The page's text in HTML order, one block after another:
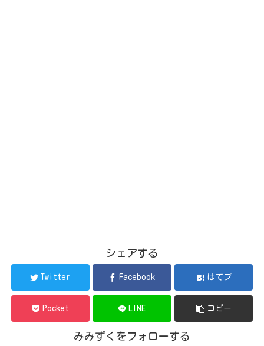
シェアする
Twitter Facebook はてブ
Pocket LINE コピー
みみずくをフォローする